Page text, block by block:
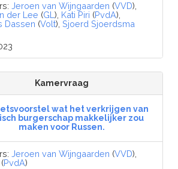
Jeroen van Wijngaarden (VVD),
der Lee (GL), Kati Piri (PvdA),
Dassen (Volt),Sjoerd Sjoerdsma
Kamervraag
wat het verkrijgen van
burgerschap makkelijker zou
maken voor Russen.
Jeroen van Wijngaarden (VVD),
(PvdA)